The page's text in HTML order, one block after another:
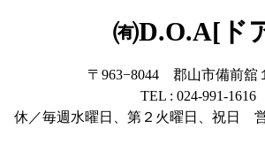
㈲D.O.A[ド
〒963−8044 郡山市備前舘
TEL : 024-991-1616
休／毎週水曜日、第２火曜日、祝日